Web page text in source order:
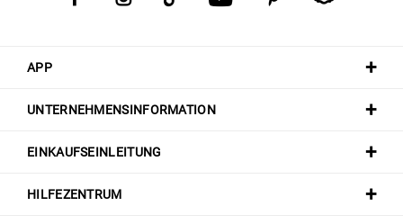
APP
UNTERNEHMENSINFORMATION
EINKAUFSEINLEITUNG
HILFEZENTRUM